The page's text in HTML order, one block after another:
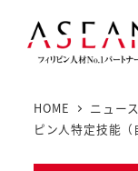
HOME ニュース
ピン人特定技能（